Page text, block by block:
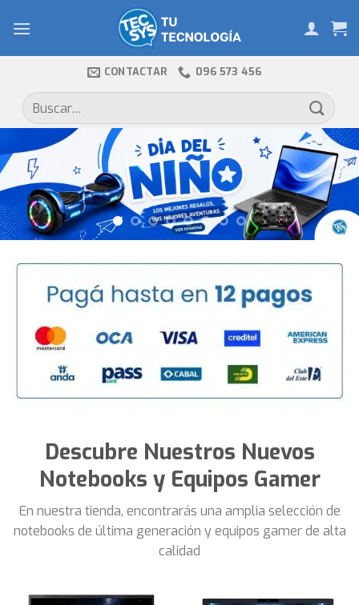
CONTACTAR 096 573 456
Buscar
por:
Descubre Nuestros Nuevos
Notebooks y Equipos Gamer
En nuestra tienda, encontrarás una amplia selección de
notebooks de última generación y equipos gamer de alta
calidad